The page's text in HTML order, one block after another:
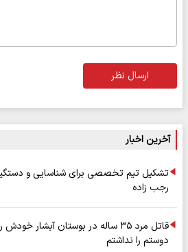
ارسال نظر
آخرین اخبار
تشکیل تیم تخصصی برای شناسایی و
رجب زاده
قاتل مرد ۳۵ ساله در بوستان
دوستم را نداشتم